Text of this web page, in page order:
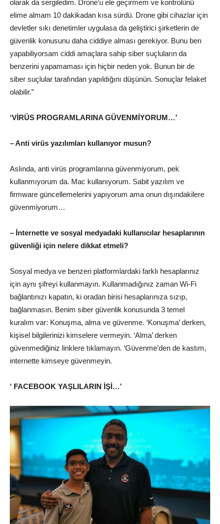
olarak da sergiledim. Drone’u ele geçirmem ve kontrolünü
elime almam 10 dakikadan kısa sürdü. Drone gibi cihazlar için
devletler sıkı denetimler uygulasa da geliştirici şirketlerin de
güvenlik konusunu daha ciddiye alması gerekiyor. Bunu ben
yapabiliyorsam ciddi amaçlara sahip siber suçluların da
benzerini yapamaması için hiçbir neden yok. Bunun bir de
siber suçlular tarafından yapıldığını düşünün. Sonuçlar felaket
olabilir.”
‘VİRÜS PROGRAMLARINA GÜVENMİYORUM…’
– Anti virüs yazılımları kullanıyor musun?
Aslında, anti virüs programlarına güvenmiyorum, pek
kullanmıyorum da. Mac kullanıyorum. Sabit yazılım ve
firmware güncellemelerini yapıyorum ama onun dışındakilere
güvenmiyorum…
– İnternette ve sosyal medyadaki kullanıcılar hesaplarının
güvenliği için nelere dikkat etmeli?
Sosyal medya ve benzeri platformlardaki farklı hesaplarınız
için aynı şifreyi kullanmayın. Kullanmadığınız zaman Wi-Fi
bağlantınızı kapatın, ki oradan birisi hesaplarınıza sızıp,
bağlanmasın. Benim siber güvenlik konusunda 3 temel
kuralım var: Konuşma, alma ve güvenme. ‘Konuşma’ derken,
kişisel bilgilerinizi kimselere vermeyin. ‘Alma’ derken
güvenmediğiniz linklere tıklamayın. ‘Güvenme’den de kastım,
internette kimseye güvenmeyin.
‘ FACEBOOK YAŞLILARIN İŞİ…’